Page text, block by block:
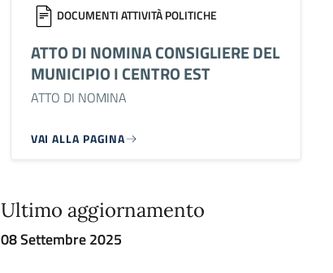
DOCUMENTI ATTIVITÀ POLITICHE
ATTO DI NOMINA CONSIGLIERE DEL
MUNICIPIO I CENTRO EST
ATTO DI NOMINA
VAI ALLA PAGINA
Ultimo aggiornamento
08 Settembre 2025